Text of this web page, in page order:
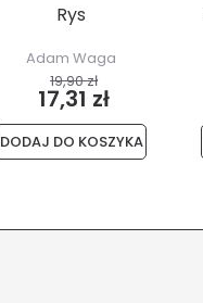
Rys
Adam Waga
19,90 zł
17,31 zł
DODAJ DO KOSZYKA